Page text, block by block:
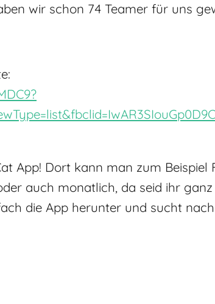
wir schon 74 Teamer für uns
App! Dort kann man zum
auch monatlich, da seid ihr
die App herunter und sucht nach